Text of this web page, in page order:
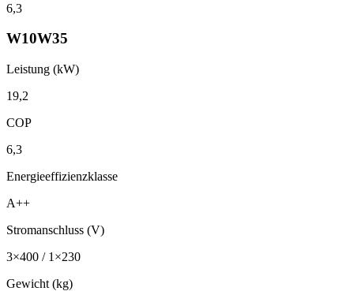
6,3
W10W35
Leistung (kW)
19,2
COP
6,3
Energieeffizienzklasse
A++
Stromanschluss (V)
3×400 / 1×230
Gewicht (kg)